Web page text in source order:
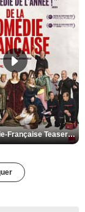
De la Comédie-Française Teaser VF